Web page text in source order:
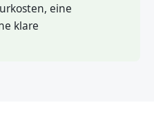
eine
klare